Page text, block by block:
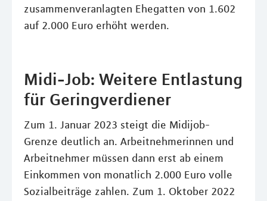
zusammenveranlagten Ehegatten von 1.602
auf 2.000 Euro erhöht werden.
Midi-Job: Weitere Entlastung
für Geringverdiener
Zum 1. Januar 2023 steigt die Midijob-
Grenze deutlich an. Arbeitnehmerinnen und
Arbeitnehmer müssen dann erst ab einem
Einkommen von monatlich 2.000 Euro volle
Sozialbeiträge zahlen. Zum 1. Oktober 2022